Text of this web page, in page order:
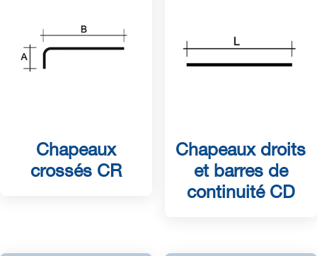
Chapeaux
crossés CR
Chapeaux droits
et barres de
continuité CD